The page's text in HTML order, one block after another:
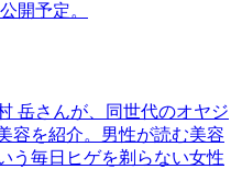
開予定。
岳さんが、同世代のオヤジ
容を紹介。男性が読む美容
う毎日ヒゲを剃らない女性